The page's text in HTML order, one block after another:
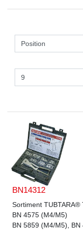
BN14312
Sortiment TUBTARA®
BN 4575 (M4/M5)
BN 5859 (M4/M5),